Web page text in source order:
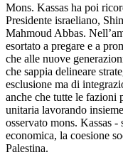
Mons. Kassas ha poi
Presidente israeliano,
Mahmoud Abbas.
esortato a pregare e a
che alle nuove
che sappia delineare
esclusione ma di
anche che tutte le fazioni
unitaria lavorando
osservato mons. Kassas -
economica, la coesione
Palestina.